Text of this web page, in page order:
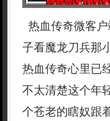
热血传奇微客
子看魔龙刀兵那
热血传奇心里已
不太清楚这个年
个苍老的瞎奴跟